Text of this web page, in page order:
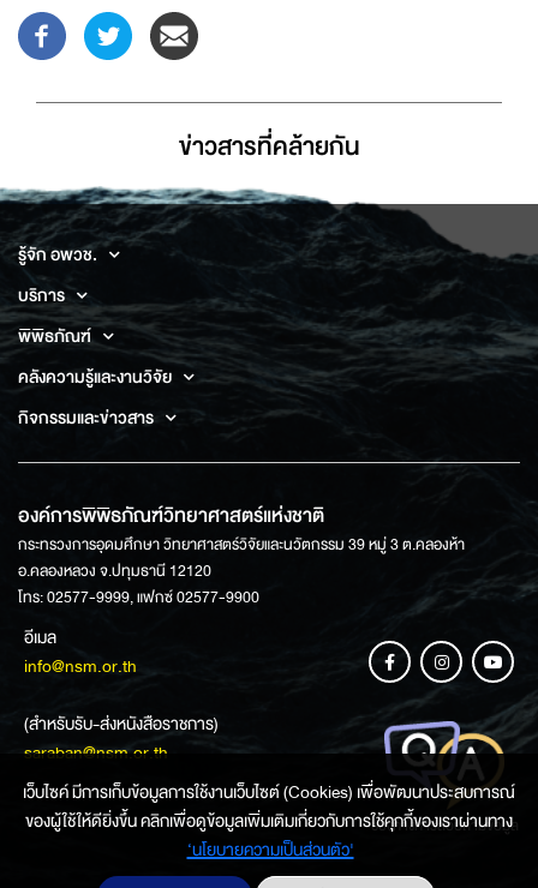
ข่าวสารที่่คล้ายกัน
รู้จัก อพวช.
บริการ
พิพิธภัณฑ์
คลังความรู้และงานวิจัย
กิจกรรมและข่าวสาร
องค์การพิพิธภัณฑ์วิทยาศาสตร์แห่งชาติ
กระทรวงการอุดมศึกษา วิทยาศาสตร์วิจัยและนวัตกรรม 39 หมู่ 3 ต.คลองห้า
อ.คลองหลวง จ.ปทุมธานี 12120
โทร: 02577-9999, แฟกซ์ 02577-9900
อีเมล
info@nsm.or.th
(สำหรับรับ-ส่งหนังสือราชการ)
saraban@nsm.or.th
ช่องทางการสอบถามข้อมูล
เว็บไซค์ มีการเก็บข้อมูลการใช้งานเว็บไซต์ (Cookies) เพื่อพัฒนาประสบการณ์
ของผู้ใช้ให้ดียิ่งขึ้น คลิกเพื่อดูข้อมูลเพิ่มเติมเกี่ยวกับการใช้คุกกี้ของเราผ่านทาง
‘นโยบายความเป็นส่วนตัว'